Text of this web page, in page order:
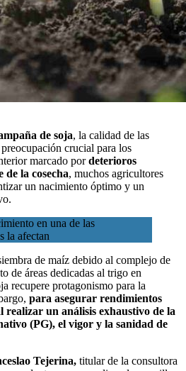
de soja, la calidad de las
crucial para los
marcado pordeterioros
la cosecha, muchos agricultores
un nacimiento óptimo y un
en una de las
la afectan
de maíz debido al complejo de
de áreas dedicadas al trigo en
recupere protagonismo para la
para asegurar rendimientos
realizar un análisis exhaustivo de la
(PG), el vigor y la sanidad de
Tejerina, titular de la consultora